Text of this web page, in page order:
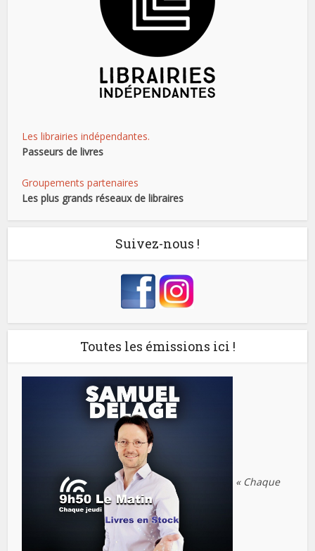
Les librairies indépendantes.
Passeurs de livres
Groupements partenaires
Les plus grands réseaux de libraires
Suivez-nous !
Toutes les émissions ici !
« Chaque